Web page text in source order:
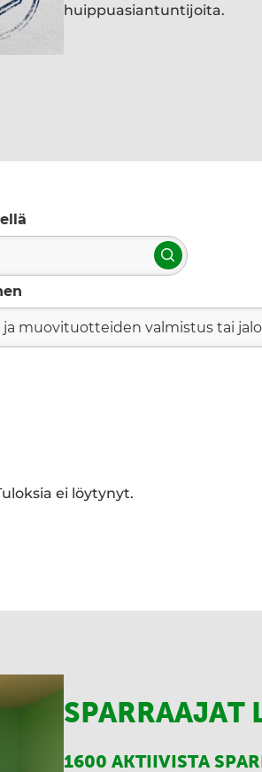
huippuasiantuntijoita.
Hae
ja muovituotteiden valmistus tai
ei löytynyt.
SPARRAAJAT
1600 AKTIIVISTA